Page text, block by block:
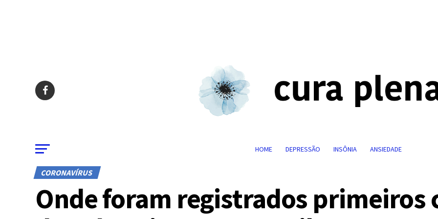
HOME DEPRESSÃO INSÔNIA ANSIEDADE
CORONAVÍRUS
Onde foram registrados primeiros